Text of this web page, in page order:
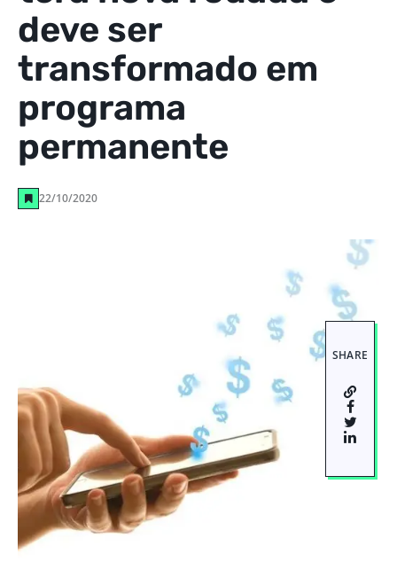
deve ser
transformado em
programa
permanente
22/10/2020
SHARE